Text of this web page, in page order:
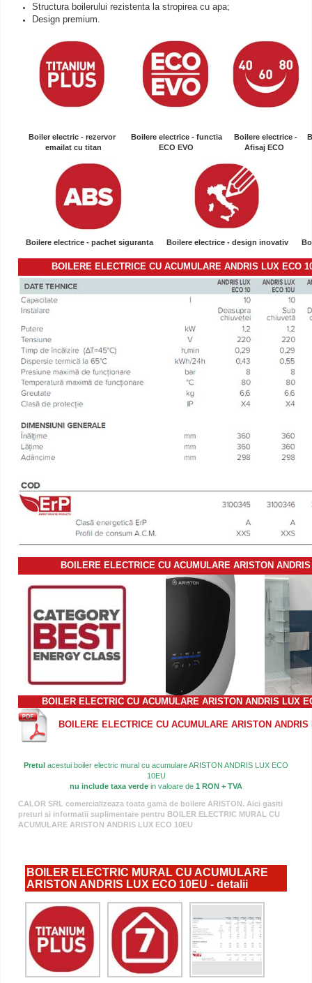
Structura boilerului rezistenta la stropirea cu apa;
Design premium.
Boiler electric - rezervor
emailat cu titan
Boilere electrice - functia
ECO EVO
Boilere electrice -
Afisaj ECO
Boilere electrice - pachet siguranta Boilere electrice - design inovativ
BOILERE ELECTRICE CU ACUMULARE ANDRIS LUX ECO
BOILERE ELECTRICE CU ACUMULARE ARISTON
BOILER ELECTRIC CU ACUMULARE ARISTON ANDRIS LUX
BOILERE ELECTRICE CU ACUMULARE ARISTON
Pretul acestui boiler electric mural cu acumulare ARISTON ANDRIS LUX ECO
10EU
nu include taxa verde in valoare de 1 RON + TVA
CALOR SRL comercializeaza toata gama de boilere ARISTON. Aici gasiti
preturi si informatii suplimentare pentru BOILER ELECTRIC MURAL CU
ACUMULARE ARISTON ANDRIS LUX ECO 10EU
BOILER ELECTRIC MURAL CU ACUMULARE
ARISTON ANDRIS LUX ECO 10EU - detalii